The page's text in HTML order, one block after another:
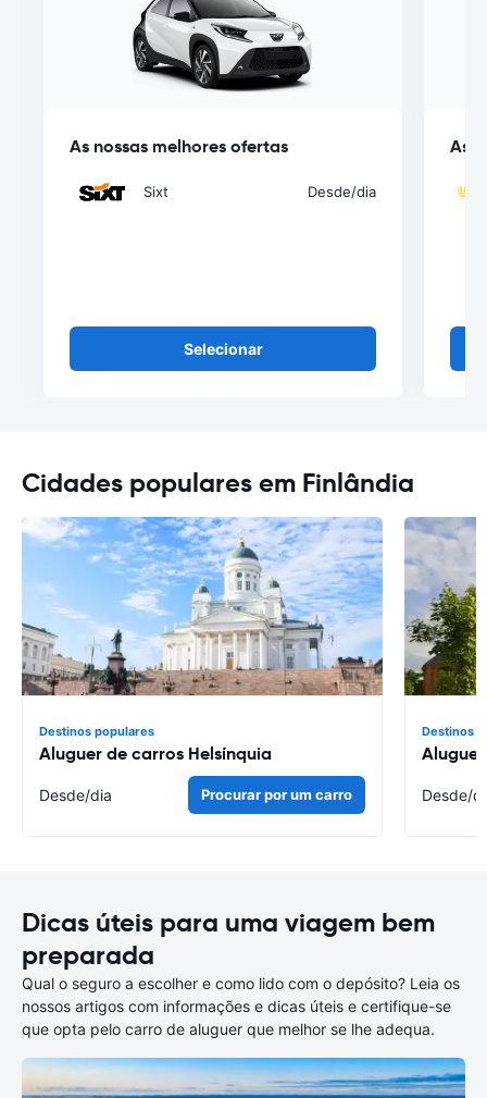
As nossas melhores ofertas
Sixt Desde/dia
Selecionar
As
Cidades populares em Finlândia
Destinos populares
Aluguer de carros Helsínquia
Desde/dia Procurar por um carro
Destinos
Desde/
Dicas úteis para uma viagem bem
preparada
Qual o seguro a escolher e como lido com o depósito? Leia os
nossos artigos com informações e dicas úteis e certifique-se
que opta pelo carro de aluguer que melhor se lhe adequa.